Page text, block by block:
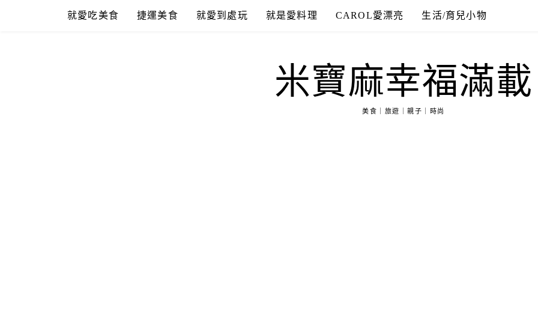
就愛吃美食 捷運美食 就愛到處玩 就是愛料理 CAROL愛漂亮 生活/育兒小物
米寶麻幸福滿載
美食｜旅遊｜親子｜時尚